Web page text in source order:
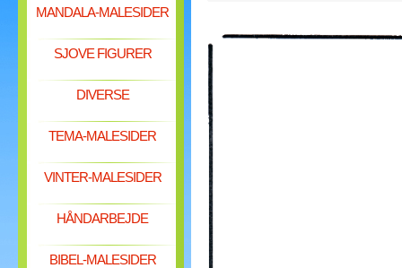
MANDALA-MALESIDER
SJOVE FIGURER
DIVERSE
TEMA-MALESIDER
VINTER-MALESIDER
HÅNDARBEJDE
BIBEL-MALESIDER